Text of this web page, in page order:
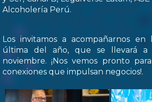
Alcoholería Perú.
Los invitamos a acompañarnos
última del año, que se llevará
noviembre. ¡Nos vemos pronto
conexiones que impulsan negocios!.